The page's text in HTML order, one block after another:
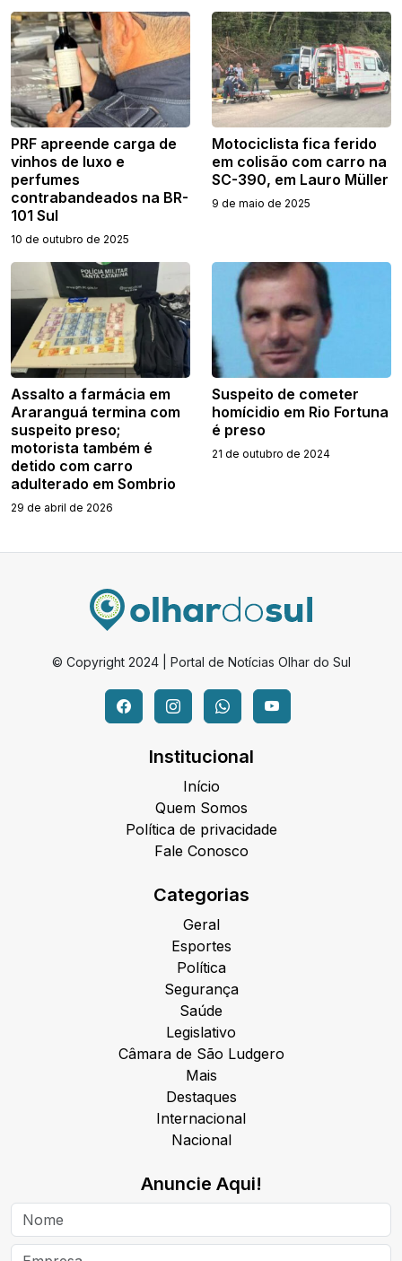
PRF apreende carga de
vinhos de luxo e
perfumes
contrabandeados na BR-
101 Sul
10 de outubro de 2025
Motociclista fica ferido
em colisão com carro na
SC-390, em Lauro Müller
9 de maio de 2025
Assalto a farmácia em
Araranguá termina com
suspeito preso;
motorista também é
detido com carro
adulterado em Sombrio
29 de abril de 2026
Suspeito de cometer
homícidio em Rio Fortuna
é preso
21 de outubro de 2024
© Copyright 2024 | Portal de Notícias Olhar do Sul
Institucional
Início
Quem Somos
Política de privacidade
Fale Conosco
Categorias
Geral
Esportes
Política
Segurança
Saúde
Legislativo
Câmara de São Ludgero
Mais
Destaques
Internacional
Nacional
Anuncie Aqui!